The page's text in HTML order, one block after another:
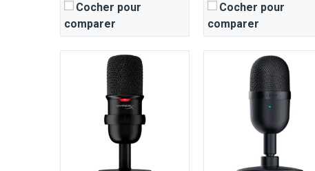
Cocher pour
comparer
Cocher pour
comparer
Type de Micro:Microphone dynamique
Réponse en Fréquence:
View Details →
Type de Micro:Dynamique
Réponse en Fréquence:
View Details →